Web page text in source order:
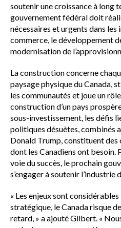
soutenir une croissance à long
gouvernement fédéral doit
nécessaires et urgents dans
commerce, le développement
modernisation de
La construction concerne
paysage physique du Canada,
les communautés et joue un
construction d’un pays
sous-investissement, les défis
politiques désuètes, combinés
Donald Trump, constituent des
dont les Canadiens ont besoin.
voie du succès, le prochain
s’engager à soutenir l’industrie
« Les enjeux sont
stratégique, le Canada risque
retard, » a ajouté Gilbert. «